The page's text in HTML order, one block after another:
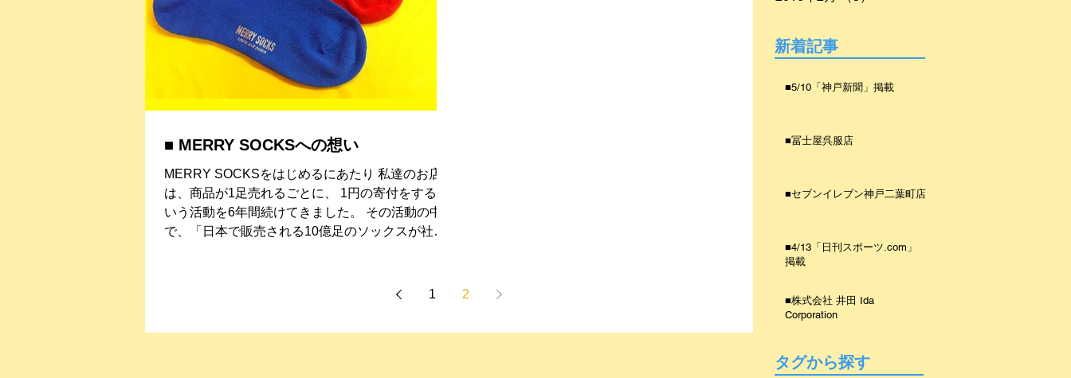
■ MERRY SOCKSへの想い
MERRY SOCKSをはじめるにあたり 私達のお店で
は、商品が1足売れるごとに、 1円の寄付をすると
いう活動を6年間続けてきました。 その活動の中
で、「日本で販売される10億足のソックスが社会
1
2
新着記事
■5/10「神戸新聞」掲載
■冨士屋呉服店
■セブンイレブン神戸二葉町店
■4/13「日刊スポーツ.com」
掲載
■株式会社 井田 Ida
Corporation
タグから探す